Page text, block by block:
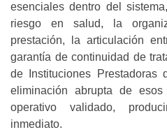
esenciales dentro del
riesgo en salud, la
prestación, la articulación
garantía de continuidad de
de Instituciones
eliminación abrupta de
operativo validado,
inmediato.